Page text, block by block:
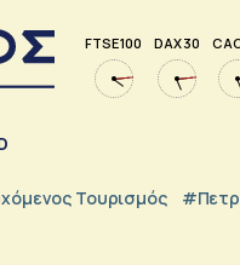
FTSE 100 DAX 30
Τουρισμός